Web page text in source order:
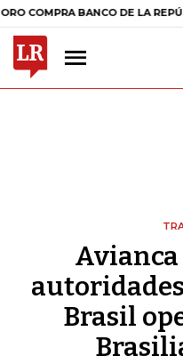
BANCO DE LA REPÚBLICA
Brasil